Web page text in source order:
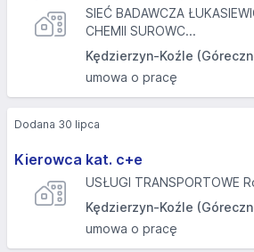
SIEĆ BADAWCZA
CHEMII SUROWC...
Kędzierzyn-Koźle
umowa o pracę
Kierowca kat. c+e
USŁUGI TRANSPORTOWE
Kędzierzyn-Koźle
umowa o pracę
Dodana 30 lipca